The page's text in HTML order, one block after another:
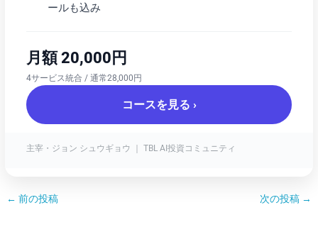
ールも込み
月額 20,000円
4サービス統合 / 通常28,000円
コースを見る ›
主宰・ジョン シュウギョウ ｜ TBL AI投資コミュニティ
← 前の投稿 次の投稿 →